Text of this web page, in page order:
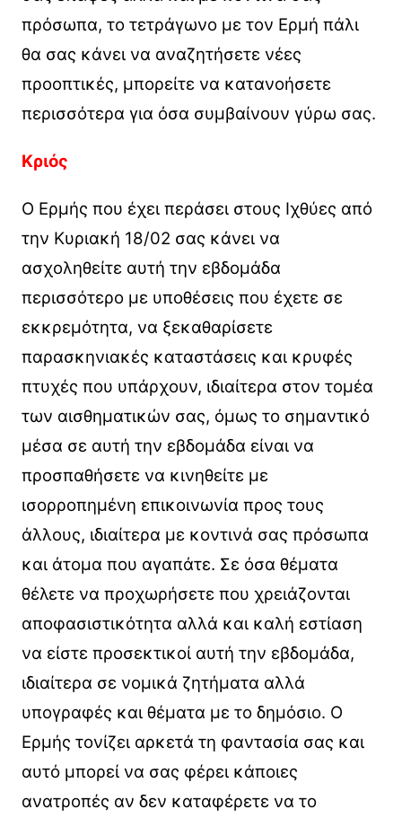
πρόσωπα, το τετράγωνο με τον Ερμή πάλι
θα σας κάνει να αναζητήσετε νέες
προοπτικές, μπορείτε να κατανοήσετε
περισσότερα για όσα συμβαίνουν γύρω σας.
Κριός
Ο Ερμής που έχει περάσει στους Ιχθύες από
την Κυριακή 18/02 σας κάνει να
ασχοληθείτε αυτή την εβδομάδα
περισσότερο με υποθέσεις που έχετε σε
εκκρεμότητα, να ξεκαθαρίσετε
παρασκηνιακές καταστάσεις και κρυφές
πτυχές που υπάρχουν, ιδιαίτερα στον τομέα
των αισθηματικών σας, όμως το σημαντικό
μέσα σε αυτή την εβδομάδα είναι να
προσπαθήσετε να κινηθείτε με
ισορροπημένη επικοινωνία προς τους
άλλους, ιδιαίτερα με κοντινά σας πρόσωπα
και άτομα που αγαπάτε. Σε όσα θέματα
θέλετε να προχωρήσετε που χρειάζονται
αποφασιστικότητα αλλά και καλή εστίαση
να είστε προσεκτικοί αυτή την εβδομάδα,
ιδιαίτερα σε νομικά ζητήματα αλλά
υπογραφές και θέματα με το δημόσιο. Ο
Ερμής τονίζει αρκετά τη φαντασία σας και
αυτό μπορεί να σας φέρει κάποιες
ανατροπές αν δεν καταφέρετε να το